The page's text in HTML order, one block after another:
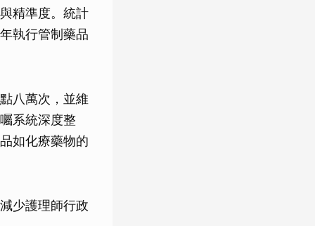
精準度。統計
執行管制藥品
八萬次，並維
系統深度整
如化療藥物的
少護理師行政